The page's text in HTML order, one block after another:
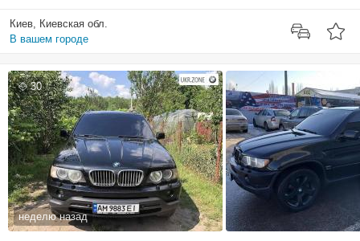
Киев, Киевская обл.
В вашем городе
30
неделю назад